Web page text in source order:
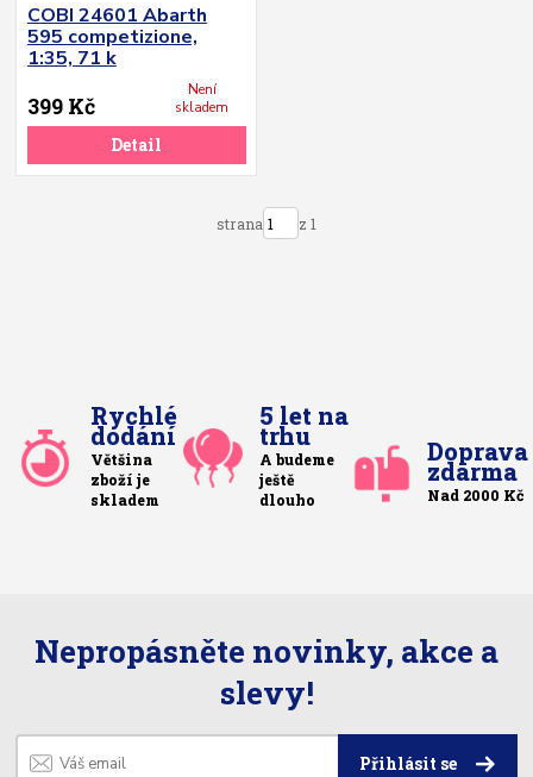
COBI 24601 Abarth
595 competizione,
1:35, 71 k
399 Kč
Není
skladem
Detail
strana z 1
Rychlé
dodání
Většina
zboží je
skladem
5 let na
trhu
A budeme
ještě
dlouho
Doprava
zdarma
Nad 2000 Kč
Nepropásněte novinky, akce a
slevy!
Přihlásit se